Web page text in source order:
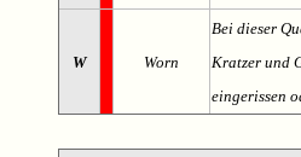
W Worn
Bei dieser
Kratzer und
eingerissen